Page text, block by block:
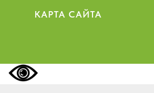
КАРТА САЙТА